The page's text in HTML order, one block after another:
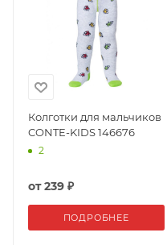
Колготки для мальчиков
CONTE-KIDS 146676
2
от239 ₽
ПОДРОБНЕЕ